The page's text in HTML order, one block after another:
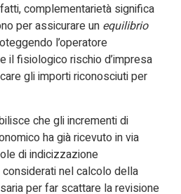
complementarietà significa
per assicurare un equilibrio
l’operatore
il fisiologico rischio d’impresa
gli importi riconosciuti per
che gli incrementi di
ha già ricevuto in via
di indicizzazione
nel calcolo della
per far scattare la revisione